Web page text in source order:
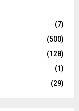
(7)
(500)
(128)
(1)
(29)